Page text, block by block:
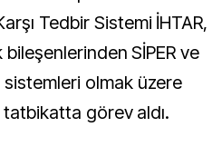
Tedbir Sistemi İHTAR,
bileşenlerinden SİPER ve
sistemleri olmak üzere
görev aldı.